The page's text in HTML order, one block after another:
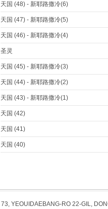
天国 (48) - 新耶路撒冷(6)
天国 (47) - 新耶路撒冷(5)
天国 (46) - 新耶路撒冷(4)
圣灵
天国 (45) - 新耶路撒冷(3)
天国 (44) - 新耶路撒冷(2)
天国 (43) - 新耶路撒冷(1)
天国 (42)
天国 (41)
天国 (40)
73, YEOUIDAEBANG-RO 22-GIL,